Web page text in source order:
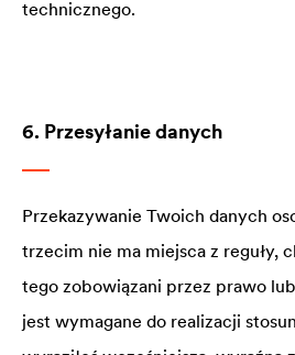
technicznego.
6. Przesyłanie danych
Przekazywanie Twoich danych
trzecim nie ma miejsca z reguły,
tego zobowiązani przez prawo
jest wymagane do realizacji